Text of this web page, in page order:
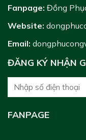
Fanpage: Đồng
Website:
Email:
ĐĂNG KÝ NHẬN
FANPAGE